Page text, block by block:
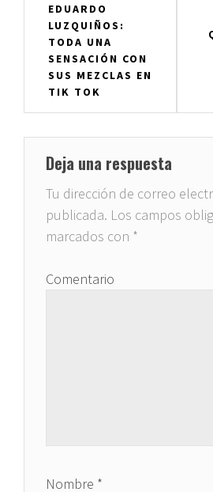
entradas
EDUARDO
LUZQUIÑOS:
TODA UNA
SENSACIÓN CON
SUS MEZCLAS EN
TIK TOK
Deja una respuesta
Tu dirección de correo
publicada. Los campos
marcados con *
Comentario
Nombre *